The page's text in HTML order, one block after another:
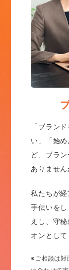
「ブラン
い」「始
ど、ブラ
ありません
私たちが
手伝いを
えし、守
オンとして
※ご相談は対